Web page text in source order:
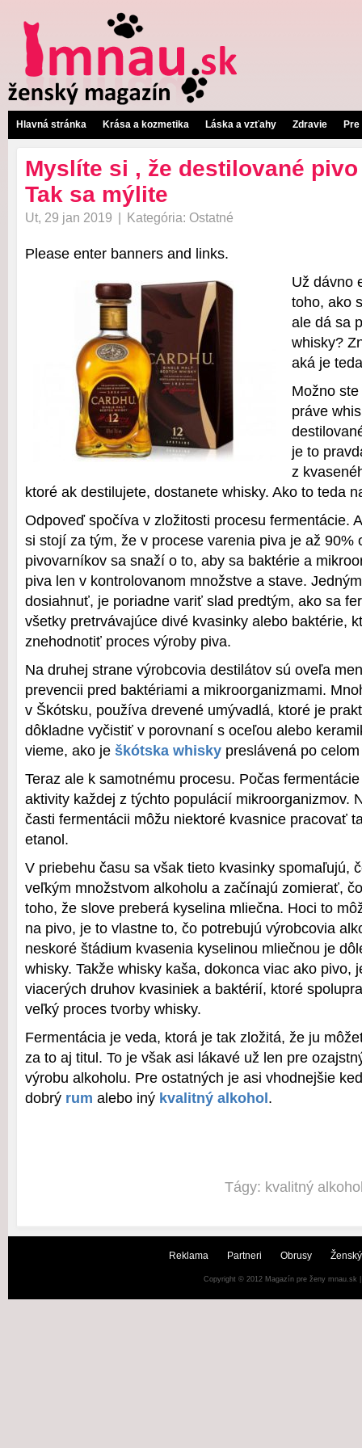
Hlavná stránka Krása a kozmetika Láska a vzťahy Zdravie
Myslíte si , že destilované
Tak sa mýlite
Ut, 29 jan 2019 Kategória: Ostatné
Please enter banners and links.
Už dávno
toho, ako
ale dá sa
whisky?
aká je
Možno
práve
je to
z
ktoré ak destilujete, dostanete whisky. Ako to teda
Odpoveď spočíva v zložitosti procesu fermentácie.
si stojí za tým, že v procese varenia piva je až 90%
pivovarníkov sa snaží o to, aby sa baktérie a
piva len v kontrolovanom množstve a stave.
dosiahnuť, je poriadne variť slad predtým, ako sa
všetky pretrvávajúce divé kvasinky alebo baktérie,
znehodnotiť proces výroby piva.
Na druhej strane výrobcovia destilátov sú oveľa
prevencii pred baktériami a mikroorganizmami.
v Škótsku, používa drevené umývadlá, ktoré je
dôkladne vyčistiť v porovnaní s oceľou alebo
vieme, ako je škótska whisky preslávená po
Teraz ale k samotnému procesu. Počas
aktivity každej z týchto populácií mikroorganizmov.
časti fermentácii môžu niektoré kvasnice pracovať
etanol.
V priebehu času sa však tieto kvasinky spomaľujú,
veľkým množstvom alkoholu a začínajú zomierať,
toho, že slove preberá kyselina mliečna. Hoci to
na pivo, je to vlastne to, čo potrebujú výrobcovia
neskoré štádium kvasenia kyselinou mliečnou je
whisky. Takže whisky kaša, dokonca viac ako pivo,
viacerých druhov kvasiniek a baktérií, ktoré
veľký proces tvorby whisky.
Fermentácia je veda, ktorá je tak zložitá, že ju
za to aj titul. To je však asi lákavé už len pre
výrobu alkoholu. Pre ostatných je asi vhodnejšie
dobrý rum alebo iný kvalitný alkohol .
Tágy: kvalitný
Reklama Partneri Obrusy
Copyright © 2012 Magazín pre ženy mnau.sk